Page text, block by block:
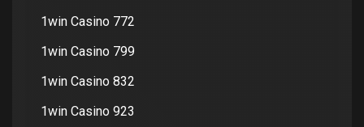
1win Casino 772
1win Casino 799
1win Casino 832
1win Casino 923